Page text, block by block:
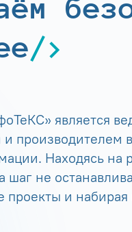
является
производителем
Находясь на
шаг не
проекты и